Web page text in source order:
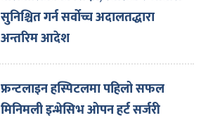
सुनिश्चित गर्न सर्वोच्च अदालतद्धारा
अन्तरिम आदेश
फ्रन्टलाइन हस्पिटलमा पहिलो सफल
मिनिमली इन्भेसिभ ओपन हर्ट सर्जरी